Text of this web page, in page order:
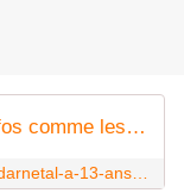
Rouen. À 13 ans, il présente les infos comme les stars... et se fait repérer par France TV